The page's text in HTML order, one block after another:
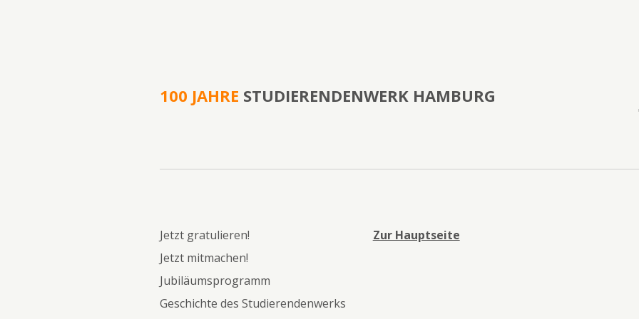
100 JAHRE STUDIERENDENWERK HAMBURG
Jetzt gratulieren!
Jetzt mitmachen!
Jubiläumsprogramm
Geschichte des Studierendenwerks
Zur Hauptseite